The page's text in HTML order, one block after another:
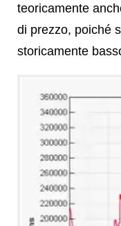
teoricamente
di prezzo, poiché
storicamente